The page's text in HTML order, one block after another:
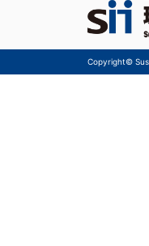
Copyright©